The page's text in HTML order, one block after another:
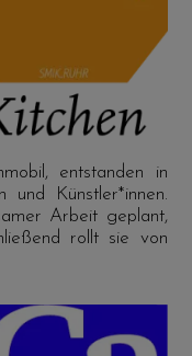
entstanden in
und Künstler*innen.
Arbeit geplant,
rollt sie von